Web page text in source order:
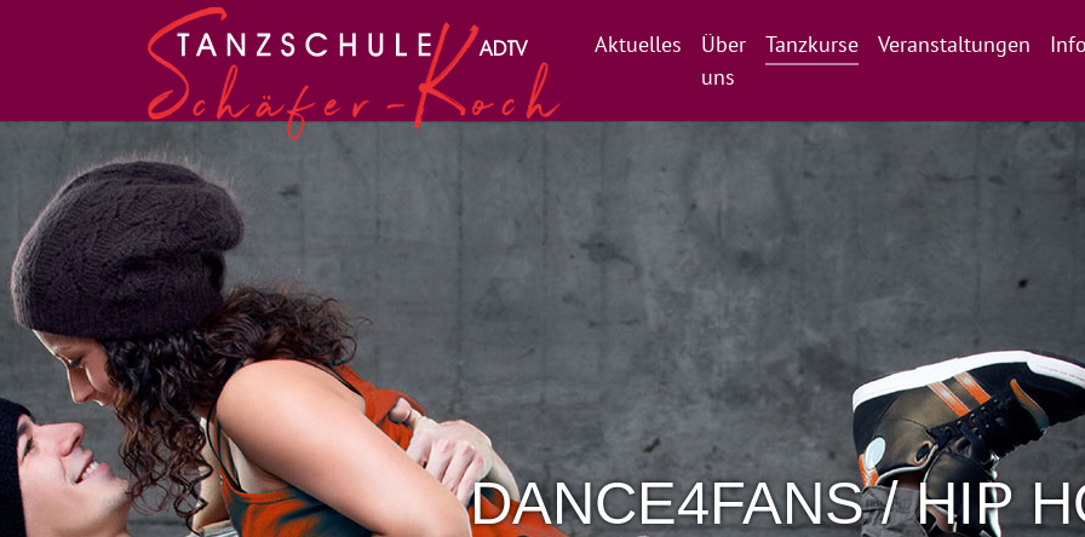
Aktuelles
Über
uns
Tanzkurse Veranstaltungen
DANCE4FANS / HIP